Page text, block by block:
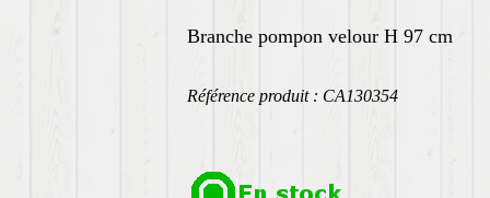
Branche pompon velour H 97 cm
Référence produit : CA130354